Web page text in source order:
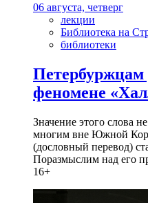
06 августа, четверг
лекции
Библиотека на
библиотеки
Петербуржцам
феномене
Значение этого слова
многим вне Южной
(дословный перевод)
Поразмыслим над его
16+